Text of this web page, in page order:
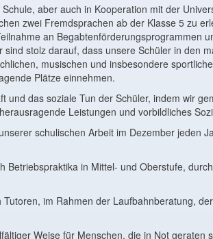
aber auch in Kooperation mit der
zwei Fremdsprachen ab der Klasse 5 zu
an Begabtenförderungsprogrammen
stolz darauf, dass unsere Schüler in den
musischen und insbesondere
Plätze einnehmen.
und das soziale Tun der Schüler, indem wir
Leistungen und vorbildliches
schulischen Arbeit im Dezember jeden
Betriebspraktika in Mittel- und Oberstufe,
im Rahmen der Laufbahnberatung,
Weise für Menschen, die in Not geraten